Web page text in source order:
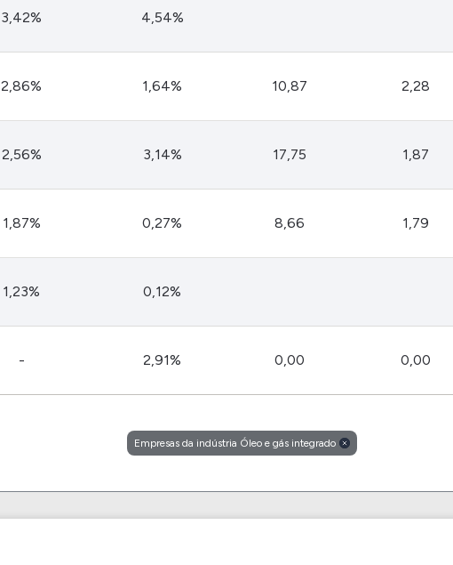
XINA11
Coca-Cola
Ver todos
Cardano
Ver todos
3,42% 4,54%
2,86% 1,64% 10,87 2,28
2,56% 3,14% 17,75 1,87
1,87% 0,27% 8,66 1,79
1,23% 0,12%
- 2,91% 0,00 0,00
Empresas da indústria Óleo e gás integrado